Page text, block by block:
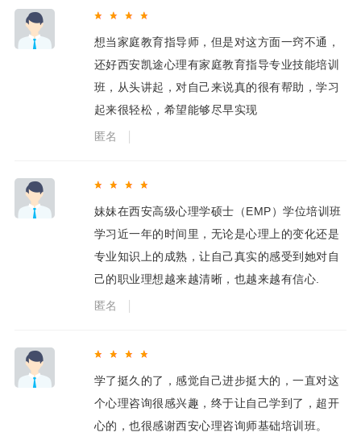
想当家庭教育指导师，但是对这方面一窍不通，
还好西安凯途心理有家庭教育指导专业技能培训
班，从头讲起，对自己来说真的很有帮助，学习
起来很轻松，希望能够尽早实现
匿名
妹妹在西安高级心理学硕士（EMP）学位培训班
学习近一年的时间里，无论是心理上的变化还是
专业知识上的成熟，让自己真实的感受到她对自
己的职业理想越来越清晰，也越来越有信心.
匿名
学了挺久的了，感觉自己进步挺大的，一直对这
个心理咨询很感兴趣，终于让自己学到了，超开
心的，也很感谢西安心理咨询师基础培训班。